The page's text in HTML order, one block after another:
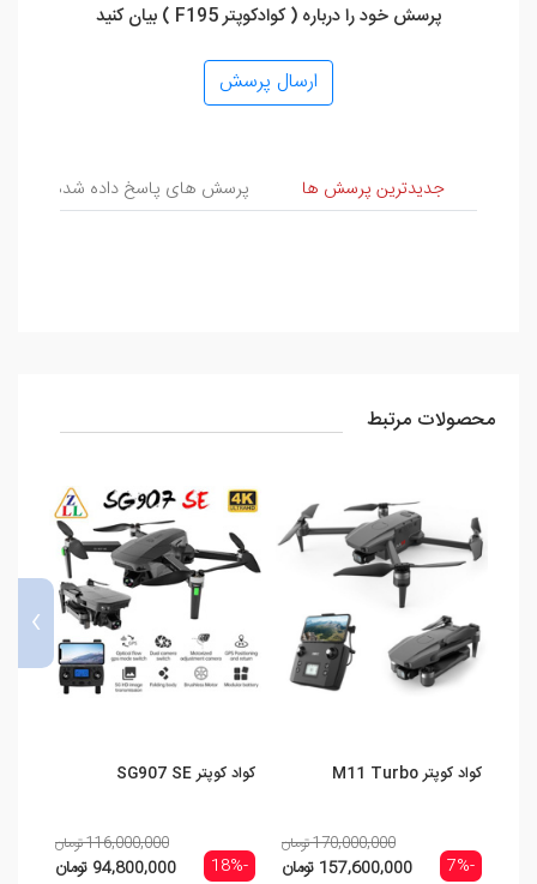
پرسش خود را درباره ( کوادکوپتر F195 ) بیان کنید
ارسال پرسش
پرسش و پاسخ
جدیدترین پرسش ها پرسش های پاسخ داده شده
محصولات مرتبط
کواد کوپتر M11 Turbo
-7%
170,000,000 تومان
157,600,000 تومان
کواد کوپتر SG907 SE
-18%
116,000,000 تومان
94,800,000 تومان
›